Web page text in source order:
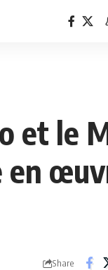
et le
en
Share